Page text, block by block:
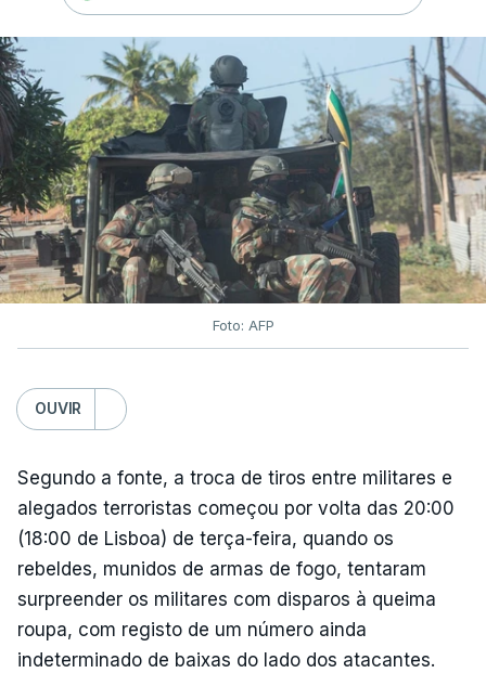
Foto: AFP
OUVIR
Segundo a fonte, a troca de tiros entre militares e
alegados terroristas começou por volta das 20:00
(18:00 de Lisboa) de terça-feira, quando os
rebeldes, munidos de armas de fogo, tentaram
surpreender os militares com disparos à queima
roupa, com registo de um número ainda
indeterminado de baixas do lado dos atacantes.